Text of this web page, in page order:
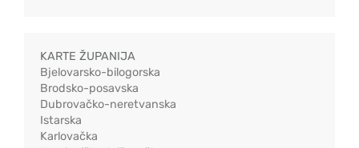
KARTE ŽUPANIJA
Bjelovarsko-bilogorska
Brodsko-posavska
Dubrovačko-neretvanska
Istarska
Karlovačka